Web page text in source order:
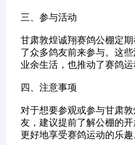
‌三、参与活动‌
甘肃敦煌诚翔赛鸽公棚定期
了众多鸽友前来参与。这
业余生活，也推动了赛鸽运
‌四、注意事项‌
对于想要参观或参与甘肃
友，建议提前了解公棚的
更好地享受赛鸽运动的乐趣